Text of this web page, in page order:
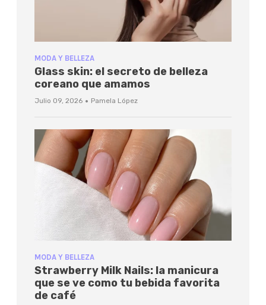
MODA Y BELLEZA
Glass skin: el secreto de belleza
coreano que amamos
Julio 09, 2026 · Pamela López
MODA Y BELLEZA
Strawberry Milk Nails: la manicura
que se ve como tu bebida favorita
de café